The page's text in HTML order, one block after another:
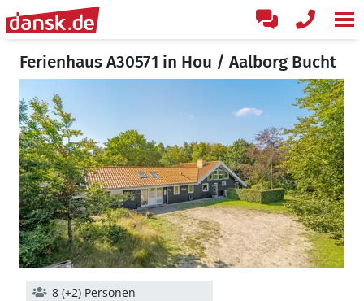
Ferienhaus A30571 in Hou / Aalborg Bucht
8 (+2) Personen